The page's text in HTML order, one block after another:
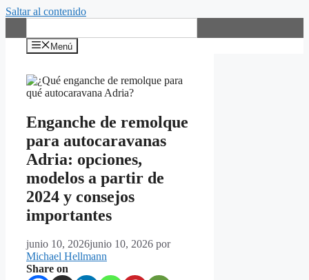
Saltar al contenido
Menú
Enganche de remolque
para autocaravanas
Adria: opciones,
modelos a partir de
2024 y consejos
importantes
junio 10, 2026junio 10, 2026 por
Michael Hellmann
Share on